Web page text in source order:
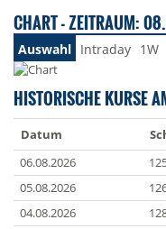
CHART - ZEITRAUM:
Auswahl Intraday 1W
HISTORISCHE KURSE
Datum
06.08.2026
05.08.2026
04.08.2026